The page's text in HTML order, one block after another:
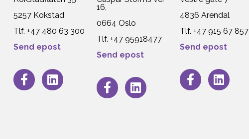
5257 Kokstad
Tlf. +47 480 63 300
Send epost
16,
0664 Oslo
Tlf. +47 95918477
Send epost
4836 Arendal
Tlf. +47 915 67 857
Send epost